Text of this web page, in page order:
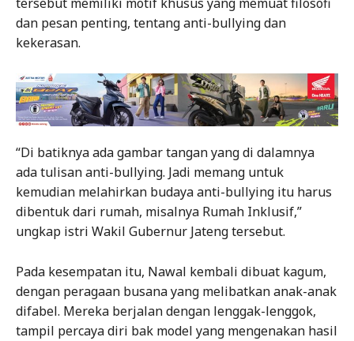
dan pesan penting, tentang anti-bullying dan
kekerasan.
“Di batiknya ada gambar tangan yang di dalamnya
ada tulisan anti-bullying. Jadi memang untuk
kemudian melahirkan budaya anti-bullying itu harus
dibentuk dari rumah, misalnya Rumah Inklusif,”
ungkap istri Wakil Gubernur Jateng tersebut.
Pada kesempatan itu, Nawal kembali dibuat kagum,
dengan peragaan busana yang melibatkan anak-anak
difabel. Mereka berjalan dengan lenggak-lenggok,
tampil percaya diri bak model yang mengenakan hasil